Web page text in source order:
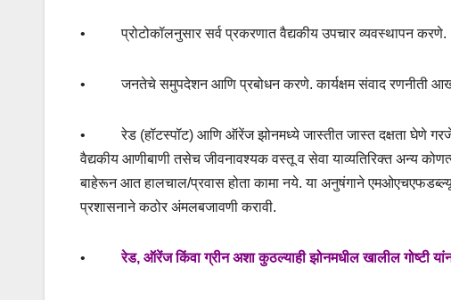
•प्रोटोकॉलनुसार सर्व प्रकरणात वैद्यकीय उपचार व्यवस्थापन करणे.
•जनतेचे समुपदेशन आणि प्रबोधन करणे. कार्यक्षम संवाद रणनीती
•रेड (हॉटस्पॉट) आणि ऑरेंज झोनमध्ये जास्तीत जास्त दक्षता घेणे
वैद्यकीय आणीबाणी तसेच जीवनावश्यक वस्तू व सेवा याव्यतिरिक्त अन्य
बाहेरून आत हालचाल/प्रवास होता कामा नये. या अनुषंगाने
प्रशासनाने कठोर अंमलबजावणी करावी.
• रेड, ऑरेंज किंवा ग्रीन अशा कुठल्याही झोनमधील खालील गोष्टी